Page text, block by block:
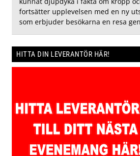
fortsätter upplevelsen med en ny
som erbjuder besökarna en resa
HITTA DIN LEVERANTÖR HÄR!